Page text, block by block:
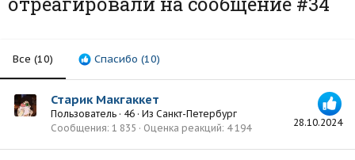
Все (10) Спасибо (10)
28.10.2024
Старик Макгаккет
Пользователь · 46 · Из Санкт-Петербург
Сообщения 1 835 Оценка реакций 4 194